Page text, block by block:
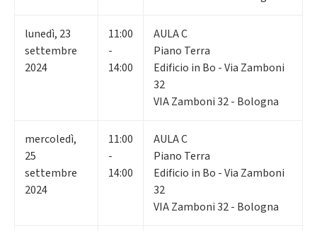
lunedì, 23
settembre
2024
11:00
-
14:00
AULA C
Piano Terra
Edificio in Bo - Via Zamboni
32
VIA Zamboni 32 - Bologna
mercoledì,
25
settembre
2024
11:00
-
14:00
AULA C
Piano Terra
Edificio in Bo - Via Zamboni
32
VIA Zamboni 32 - Bologna